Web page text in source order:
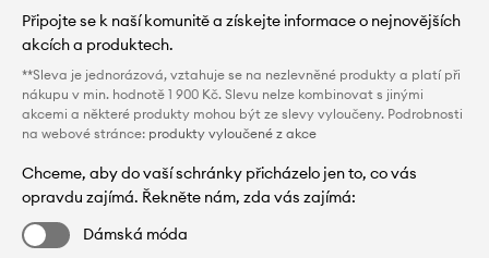
Připojte se k naší komunitě a získejte informace o nejnovějších
akcích a produktech.
**Sleva je jednorázová, vztahuje se na nezlevněné produkty a platí při
nákupu v min. hodnotě 1 900 Kč. Slevu nelze kombinovat s jinými
akcemi a některé produkty mohou být ze slevy vyloučeny. Podrobnosti
na webové stránce: produkty vyloučené z akce
Chceme, aby do vaší schránky přicházelo jen to, co vás
opravdu zajímá. Řekněte nám, zda vás zajímá:
Dámská móda